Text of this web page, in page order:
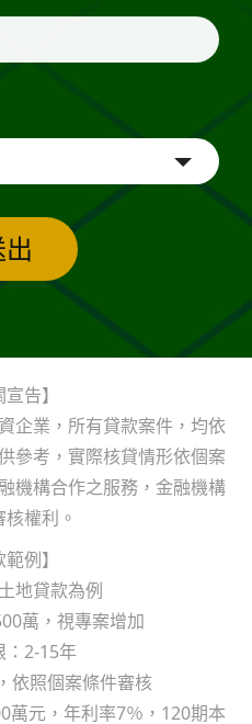
宣告】
企業，所有貸款案件，均依
參考，實際核貸情形依個案
機構合作之服務，金融機構
權利。
範例】
地貸款為例
萬，視專案增加
：2-15年
依照個案條件審核
萬元，年利率7％，120期本